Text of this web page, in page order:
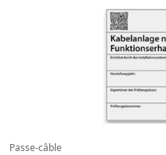
Passe-câble